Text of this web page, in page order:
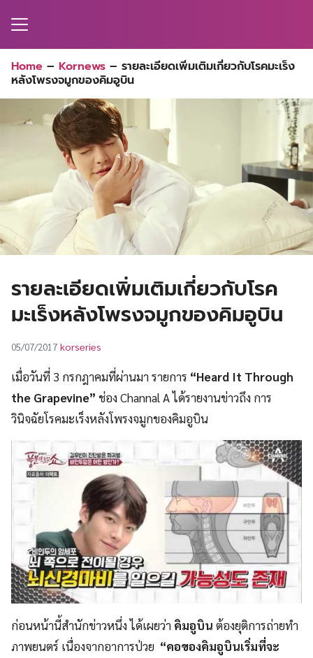
for:
Home – Kornews – รายละเอียดเพิ่มเติมเกี่ยวกับโรคมะเร็ง
หลังโพรงจมูกของคิมอูบิน
รายละเอียดเพิ่มเติมเกี่ยวกับโรค
มะเร็งหลังโพรงจมูกของคิมอูบิน
05/07/2017 korseries
เมื่อวันที่ 3 กรกฎาคมที่ผ่านมา รายการ “Heard It Through
the Grapevine” ช่อง Channal A ได้รายงานข่าวถึง การ
วินิจฉัยโรคมะเร็งหลังโพรงจมูกของคิมอูบิน
ก่อนหน้านี้สำนักข่าวหนึ่ง ได้เผยว่า คิมอูบิน ต้องยุติการถ่ายทำ
ภาพยนตร์ เนื่องจากอาการป่วย “คอของคิมอูบินเริ่มที่จะ